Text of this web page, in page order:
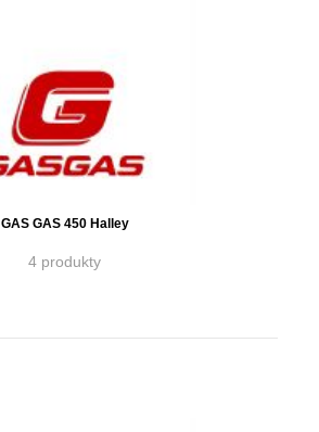
GAS GAS 450 Halley
4 produkty